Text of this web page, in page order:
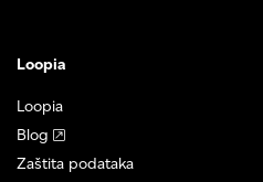
Loopia
Loopia
Blog
Zaštita podataka